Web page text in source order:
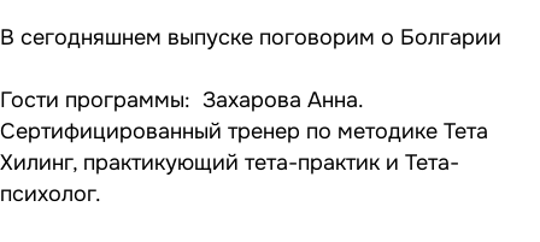
В сегодняшнем выпуске поговорим о Болгарии
Гости программы: Захарова Анна.
Сертифицированный тренер по методике Тета
Хилинг, практикующий тета-практик и Тета-
психолог.